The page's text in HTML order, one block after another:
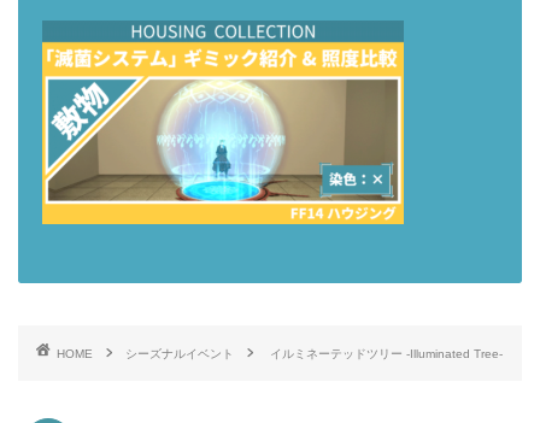
HOME シーズナルイベント イルミネーテッドツリー -Illuminated Tree-